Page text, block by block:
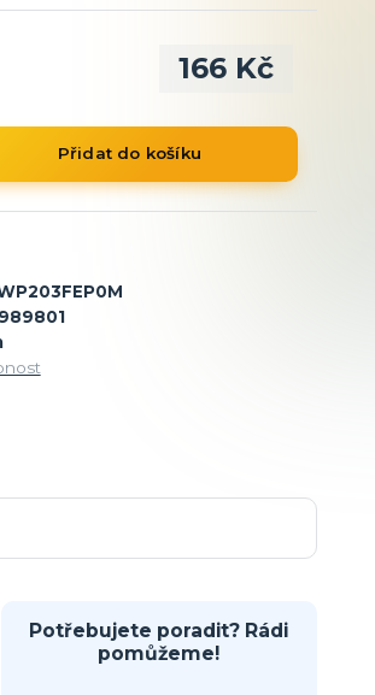
166 Kč
Přidat do košíku
Potřebujete poradit? Rádi
pomůžeme!